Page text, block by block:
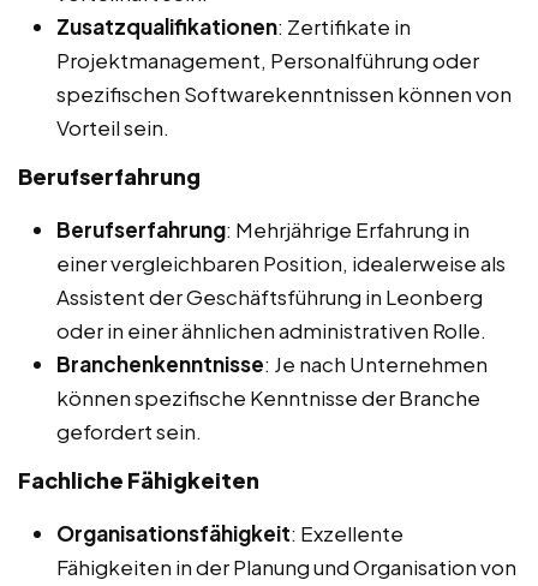
Zusatzqualifikationen: Zertifikate in
Projektmanagement, Personalführung oder
spezifischen Softwarekenntnissen können von
Vorteil sein.
Berufserfahrung
Berufserfahrung: Mehrjährige Erfahrung in
einer vergleichbaren Position, idealerweise als
Assistent der Geschäftsführung in Leonberg
oder in einer ähnlichen administrativen Rolle.
Branchenkenntnisse: Je nach Unternehmen
können spezifische Kenntnisse der Branche
gefordert sein.
Fachliche Fähigkeiten
Organisationsfähigkeit: Exzellente
Fähigkeiten in der Planung und Organisation von